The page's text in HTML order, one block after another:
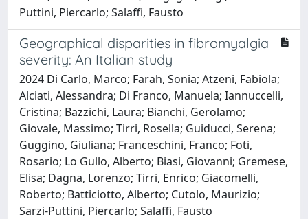
Puttini, Piercarlo; Salaffi, Fausto
Geographical disparities in fibromyalgia
severity: An Italian study
2024 Di Carlo, Marco; Farah, Sonia; Atzeni, Fabiola;
Alciati, Alessandra; Di Franco, Manuela; Iannuccelli,
Cristina; Bazzichi, Laura; Bianchi, Gerolamo;
Giovale, Massimo; Tirri, Rosella; Guiducci, Serena;
Guggino, Giuliana; Franceschini, Franco; Foti,
Rosario; Lo Gullo, Alberto; Biasi, Giovanni; Gremese,
Elisa; Dagna, Lorenzo; Tirri, Enrico; Giacomelli,
Roberto; Batticiotto, Alberto; Cutolo, Maurizio;
Sarzi-Puttini, Piercarlo; Salaffi, Fausto